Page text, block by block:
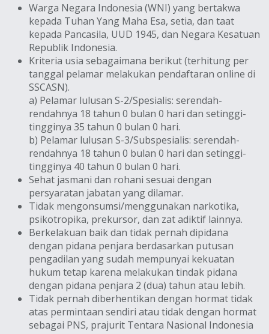
Warga Negara Indonesia (WNI) yang bertakwa
kepada Tuhan Yang Maha Esa, setia, dan taat
kepada Pancasila, UUD 1945, dan Negara Kesatuan
Republik Indonesia.
Kriteria usia sebagaimana berikut (terhitung per
tanggal pelamar melakukan pendaftaran online di
SSCASN).
a) Pelamar lulusan S-2/Spesialis: serendah-
rendahnya 18 tahun 0 bulan 0 hari dan setinggi-
tingginya 35 tahun 0 bulan 0 hari.
b) Pelamar lulusan S-3/Subspesialis: serendah-
rendahnya 18 tahun 0 bulan 0 hari dan setinggi-
tingginya 40 tahun 0 bulan 0 hari.
Sehat jasmani dan rohani sesuai dengan
persyaratan jabatan yang dilamar.
Tidak mengonsumsi/menggunakan narkotika,
psikotropika, prekursor, dan zat adiktif lainnya.
Berkelakuan baik dan tidak pernah dipidana
dengan pidana penjara berdasarkan putusan
pengadilan yang sudah mempunyai kekuatan
hukum tetap karena melakukan tindak pidana
dengan pidana penjara 2 (dua) tahun atau lebih.
Tidak pernah diberhentikan dengan hormat tidak
atas permintaan sendiri atau tidak dengan hormat
sebagai PNS, prajurit Tentara Nasional Indonesia